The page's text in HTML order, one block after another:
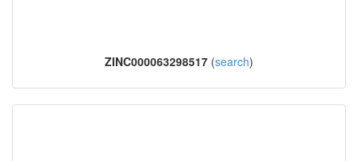
ZINC000063298517 (search)